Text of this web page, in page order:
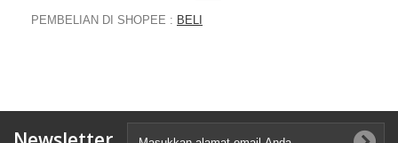
PEMBELIAN DI SHOPEE : BELI